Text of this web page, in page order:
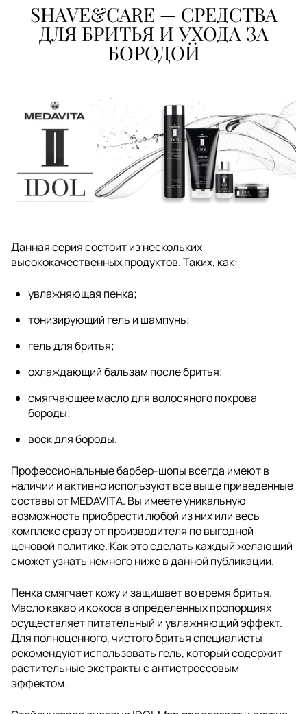
SHAVE&CARE — СРЕДСТВА
ДЛЯ БРИТЬЯ И УХОДА ЗА
БОРОДОЙ
Данная серия состоит из нескольких
высококачественных продуктов. Таких, как:
увлажняющая пенка;
тонизирующий гель и шампунь;
гель для бритья;
охлаждающий бальзам после бритья;
смягчающее масло для волосяного покрова
бороды;
воск для бороды.
Профессиональные барбер-шопы всегда имеют в
наличии и активно используют все выше приведенные
составы от MEDAVITA. Вы имеете уникальную
возможность приобрести любой из них или весь
комплекс сразу от производителя по выгодной
ценовой политике. Как это сделать каждый желающий
сможет узнать немного ниже в данной публикации.
Пенка смягчает кожу и защищает во время бритья.
Масло какао и кокоса в определенных пропорциях
осуществляет питательный и увлажняющий эффект.
Для полноценного, чистого бритья специалисты
рекомендуют использовать гель, который содержит
растительные экстракты с антистрессовым
эффектом.